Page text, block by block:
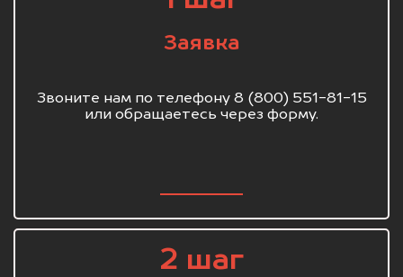
Заявка
Звоните нам по телефону 8 (800) 551-81-15
или обращаетесь через форму.
2 шаг